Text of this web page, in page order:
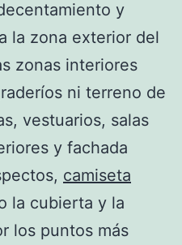
y
la zona exterior del
zonas interiores
ni terreno de
vestuarios, salas
y fachada
camiseta
la cubierta y la
los puntos más